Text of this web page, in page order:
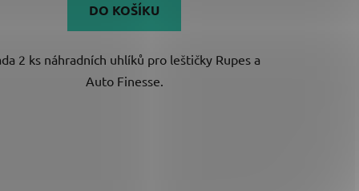
DO KOŠÍKU
2 ks náhradních uhlíků pro leštičky Rupes a
Auto Finesse.